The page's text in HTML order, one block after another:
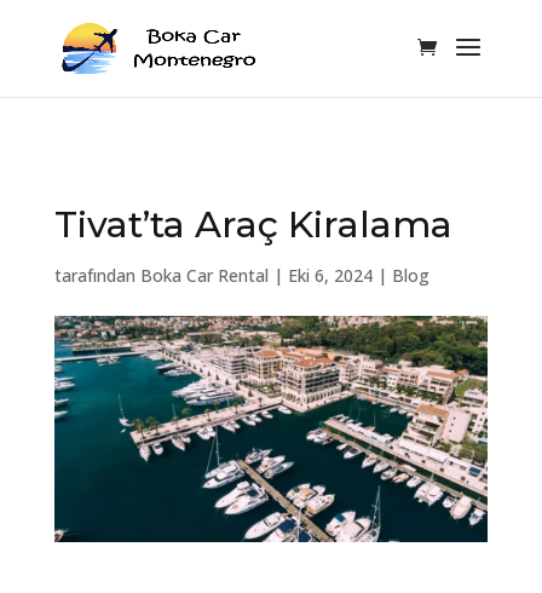
Tivat’ta Araç Kiralama
tarafından Boka Car Rental | Eki 6, 2024| Blog